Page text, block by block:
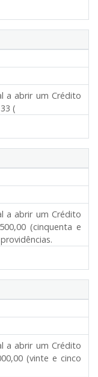
a abrir um Crédito
(
a abrir um Crédito
(cinquenta e
a abrir um Crédito
(vinte e cinco